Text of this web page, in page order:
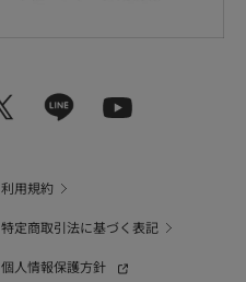
利用規約
特定商取引法に基づく表記
個人情報保護方針